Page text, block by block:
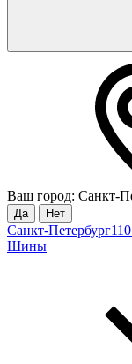
Ваш город: Санкт-
Да Нет
Санкт-Петербург
Шины